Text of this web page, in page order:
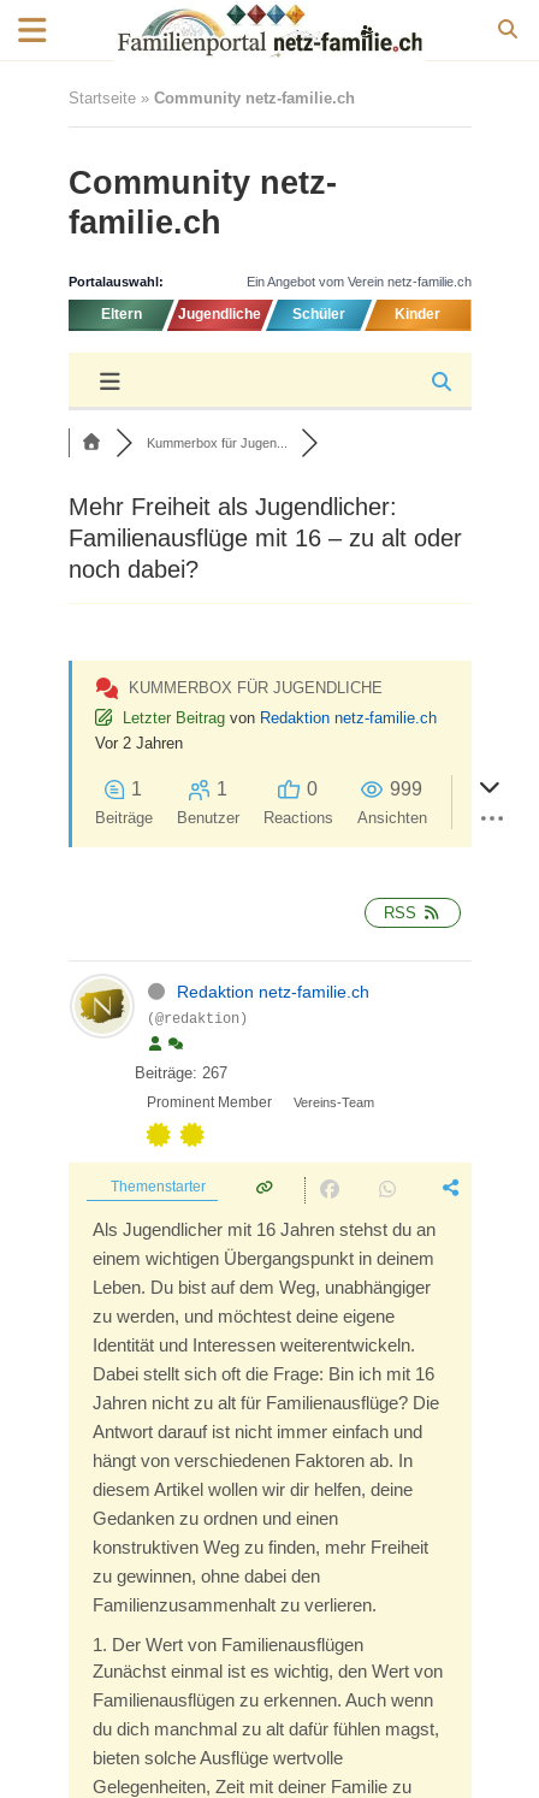
Startseite» Community netz-familie.ch
Community netz-
familie.ch
Portalauswahl: Ein Angebot vom Verein netz-familie.ch
Eltern Jugendliche Schüler Kinder
Kummerbox für Jugen...
Mehr Freiheit als Jugendlicher:
Familienausflüge mit 16 – zu alt oder
noch dabei?
KUMMERBOX FÜR JUGENDLICHE
Letzter Beitrag von Redaktion netz-familie.ch
Vor 2 Jahren
1
Beiträge
1
Benutzer
0
Reactions
999
Ansichten
RSS
Redaktion netz-familie.ch
(@redaktion)
Beiträge: 267
Prominent Member Vereins-Team
Themenstarter
Als Jugendlicher mit 16 Jahren stehst du an
einem wichtigen Übergangspunkt in deinem
Leben. Du bist auf dem Weg, unabhängiger
zu werden, und möchtest deine eigene
Identität und Interessen weiterentwickeln.
Dabei stellt sich oft die Frage: Bin ich mit 16
Jahren nicht zu alt für Familienausflüge? Die
Antwort darauf ist nicht immer einfach und
hängt von verschiedenen Faktoren ab. In
diesem Artikel wollen wir dir helfen, deine
Gedanken zu ordnen und einen
konstruktiven Weg zu finden, mehr Freiheit
zu gewinnen, ohne dabei den
Familienzusammenhalt zu verlieren.
1. Der Wert von Familienausflügen
Zunächst einmal ist es wichtig, den Wert von
Familienausflügen zu erkennen. Auch wenn
du dich manchmal zu alt dafür fühlen magst,
bieten solche Ausflüge wertvolle
Gelegenheiten, Zeit mit deiner Familie zu